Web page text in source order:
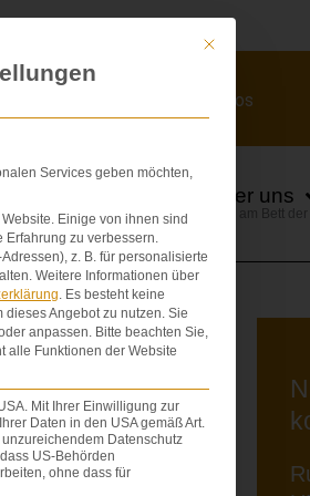
Videos
Über uns
Home|Keine Notklingel am Bett
Mit diesem
Services geben möchten,
Einige von ihnen sind
Erfahrung zu verbessern.
z. B. für personalisierte
Weitere Informationen über
. Es besteht keine
Angebot zu nutzen. Sie
anpassen. Bitte beachten Sie,
alle Funktionen der Website
Mit Ihrer Einwilligung zur
Daten in den USA gemäß Art.
Datenschutz
US-Behörden
ohne dass für